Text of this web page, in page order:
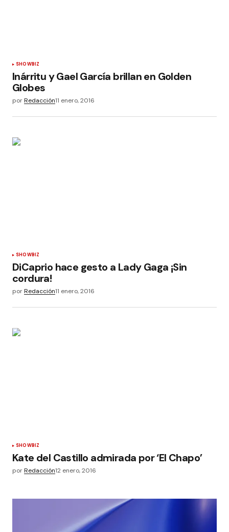
SHOWBIZ
Inárritu y Gael García brillan en Golden
Globes
porRedacción11 enero, 2016
SHOWBIZ
DiCaprio hace gesto a Lady Gaga ¡Sin
cordura!
porRedacción11 enero, 2016
SHOWBIZ
Kate del Castillo admirada por ‘El Chapo’
porRedacción12 enero, 2016